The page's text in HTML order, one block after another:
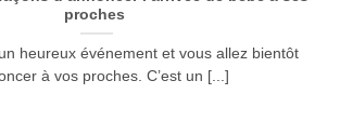
proches
heureux événement et vous allez bientôt
à vos proches. C’est un [...]